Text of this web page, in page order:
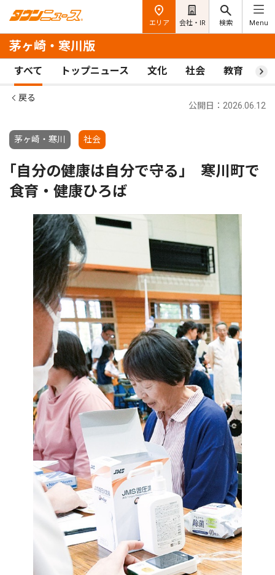
エリア 会社・IR 検索 Menu
茅ヶ崎・寒川版
すべて トップニュース 文化 社会 教育 ス
戻る
茅ヶ崎・寒川 社会
公開日：2026.06.12
｢自分の健康は自分で守る｣ 寒川町で
食育・健康ひろば